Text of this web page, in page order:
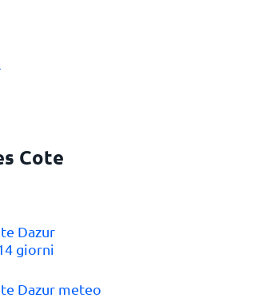
Cote
Dazur
giorni
Dazur meteo